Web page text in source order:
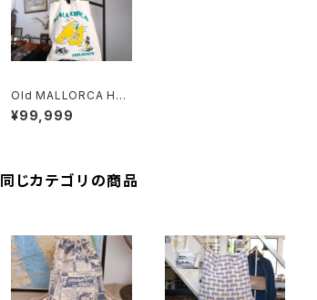
Old MALLORCA HO
LIDAYS souvenir co
tton Bag
¥99,999
同じカテゴリの商品